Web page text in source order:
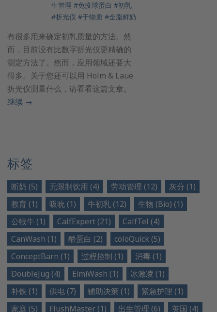
生管理 #免疫球蛋白 #初乳
#折光仪 #干物质 #全脂鲜奶
有很多用来确定初乳质量的方法。然
而，目前没有比数字折光仪更精确的
测定方法了。然而，应用领域还要大
得多。关于您还可以用 Holm & Laue
折光仪测量什么，请看看这篇文章。
继续 →
标签
断奶 (5) 无限制饮用 (4) 劳动管理 (12)
灰分 (1)
教育 (1)
吸吮 (1) 牛初乳 (12)
生物 (Bio) (1)
公犊牛 (1)
CalfExpert (21)
CalfTel (4)
CanWash (1)
酪蛋白 (2)
coloQuick (5)
ConceptBarn (1)
过程控制 (1)
消毒 (1)
DoubleJug (4)
EimiWash (1)
冰激凌 (1)
补铁 (1)
供电 (7) 辅助决策 (1)
紧急护理 (1)
家庭 (5)
FlushMaster (1) 出生管理 (6) 英国 (4)